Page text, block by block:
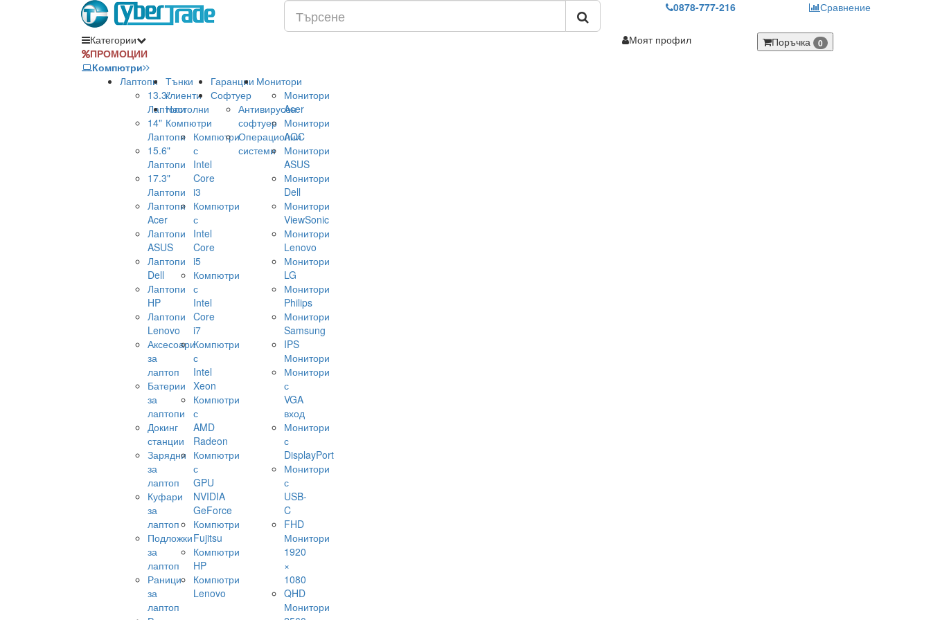
0878-777-216 Сравнение
Категории
ПРОМОЦИИ
Компютри
Лаптопи
13.3"
Лаптопи
14"
Лаптопи
15.6"
Лаптопи
17.3"
Лаптопи
Лаптопи
Acer
Лаптопи
ASUS
Лаптопи
Dell
Лаптопи
HP
Лаптопи
Lenovo
Аксесоари
за
лаптоп
Батерии
за
лаптопи
Докинг
станции
Зарядни
за
лаптоп
Куфари
за
лаптоп
Подложки
за
лаптоп
Раници
за
лаптоп
Тънки
клиенти
Настолни
Компютри
Компютри
с
Intel
Core
i3
Компютри
с
Intel
Core
i5
Компютри
с
Intel
Core
i7
Компютри
с
Intel
Xeon
Компютри
с
AMD
Radeon
Компютри
с
GPU
NVIDIA
GeForce
Компютри
Fujitsu
Компютри
HP
Компютри
Lenovo
Гаранции
Софтуер
Антивирусен
софтуер
Операционни
системи
Монитори
Монитори
Acer
Монитори
AOC
Монитори
ASUS
Монитори
Dell
Монитори
ViewSonic
Монитори
Lenovo
Монитори
LG
Монитори
Philips
Монитори
Samsung
IPS
Монитори
Монитори
с
VGA
вход
Монитори
с
DisplayPort
Монитори
с
USB-
C
FHD
Монитори
1920
×
1080
QHD
Монитори
Моят профил Поръчка 0